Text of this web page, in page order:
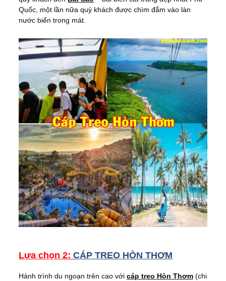
Quốc, một lần nữa quý khách được chìm đắm vào làn
nước biển trong mát.
Lựa chọn 2: CÁP TREO HÒN THƠM
Hành trình du ngoạn trên cao với cáp treo Hòn Thơm (chi